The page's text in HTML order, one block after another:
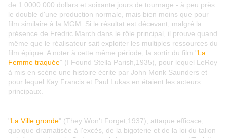
de 1 0000 000 dollars et soixante jours de tournage - à peu près
le double d'une production normale, mais bien moins que pour
film similaire à la MGM. Si le résultat est décevant, malgré la
présence de Fredric March dans le rôle principal, il prouve quand
même que le réalisateur sait exploiter les multiples ressources du
film épique. A noter à cette même période, la sortir du film "La
Femme traquée" (I Found Stella Parish,1935), pour lequel LeRoy
à mis en scène une histoire écrite par John Monk Saunders et
pour lequel Kay Francis et Paul Lukas en étaient les acteurs
principaux.
"La Ville gronde" (They Won't Forget,1937), attaque efficace,
quoique dramatisée à l'excès, de la bigoterie et de la loi du talion